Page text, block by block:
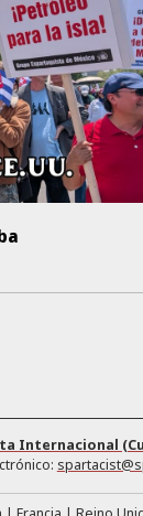
Internacional